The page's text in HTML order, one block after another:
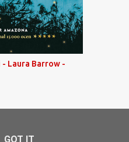
- Laura Barrow -
GOT IT